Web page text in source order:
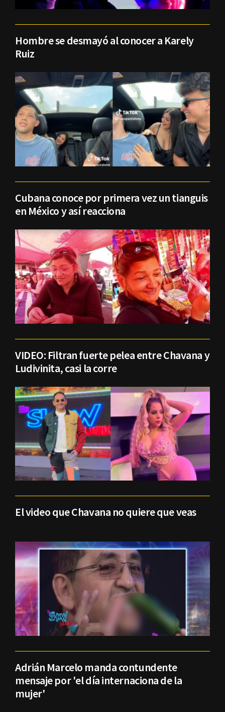
Hombre se desmayó al conocer a Karely
Ruiz
Cubana conoce por primera vez un tianguis
en México y así reacciona
VIDEO: Filtran fuerte pelea entre Chavana y
Ludivinita, casi la corre
El video que Chavana no quiere que veas
Adrián Marcelo manda contundente
mensaje por 'el día internaciona de la
mujer'